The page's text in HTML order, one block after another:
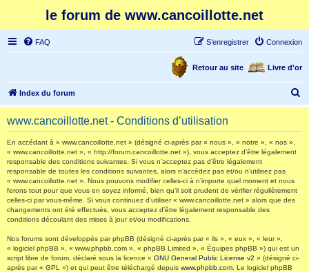
le forum de www.cancoillotte.net
FAQ Connexion
S’enregistrer
Livre d'or
Retour au site
Index du forum
e
www.cancoillotte.net - Conditions d’utilisation
En accédant à « www.cancoillotte.net » (désigné ci-après par « nous », « notre », « nos »,
« www.cancoillotte.net », « http://forum.cancoillotte.net »), vous acceptez d’être légalement
responsable des conditions suivantes. Si vous n’acceptez pas d’être légalement
responsable de toutes les conditions suivantes, alors n’accédez pas et/ou n’utilisez pas
« www.cancoillotte.net ». Nous pouvons modifier celles-ci à n’importe quel moment et nous
ferons tout pour que vous en soyez informé, bien qu’il soit prudent de vérifier régulièrement
celles-ci par vous-même. Si vous continuez d’utiliser « www.cancoillotte.net » alors que des
changements ont été effectués, vous acceptez d’être légalement responsable des
conditions découlant des mises à jour et/ou modifications.
Nos forums sont développés par phpBB (désigné ci-après par « ils », « eux », « leur »,
« logiciel phpBB », « www.phpbb.com », « phpBB Limited », « Équipes phpBB ») qui est un
script libre de forum, déclaré sous la licence « GNU General Public License v2 » (désigné ci-
après par « GPL ») et qui peut être téléchargé depuis www.phpbb.com . Le logiciel phpBB